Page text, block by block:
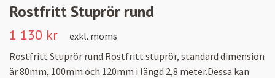
Rostfritt Stuprör rund
1 130 kr
exkl. moms
Rostfritt Stuprör rund Rostfritt stuprör, standard dimension
är 80mm, 100mm och 120mm i längd 2,8 meter.Dessa kan